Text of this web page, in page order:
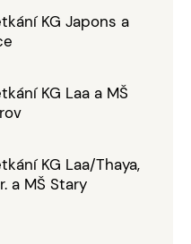
KG Japons a
KG Laa a MŠ
KG Laa/Thaya,
a MŠ Stary